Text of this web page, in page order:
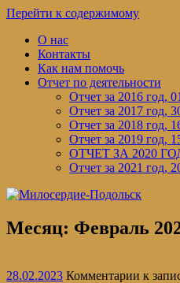
Перейти к содержимому
О нас
Контакты
Как нам помочь
Отчет по деятельности
Отчет за 2016 год,
Отчет за 2017 год,
Отчет за 2018 год,
Отчет за 2019 год,
ОТЧЕТ ЗА 2020
Отчет за 2021 год,
Месяц: Февраль
28.02.2023 Комментарии к